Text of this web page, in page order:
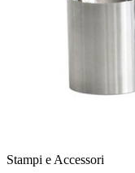
Stampi e Accessori